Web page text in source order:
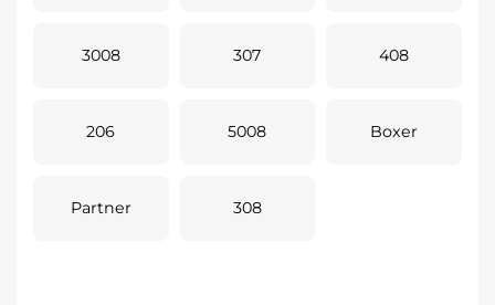
3008 307 408
206 5008 Boxer
Partner 308